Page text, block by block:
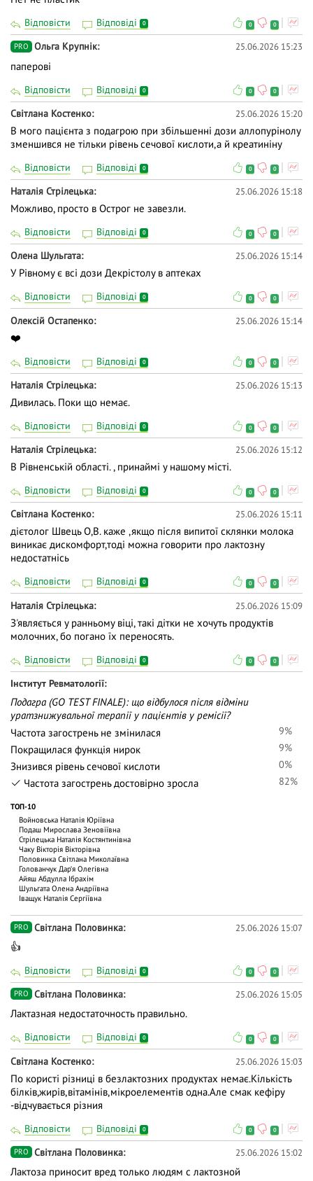
Відповісти Відповіді 0 0 0
PRO Ольга Крупнік 25.06.2026 15:23
паперові
Відповісти Відповіді 0 0 0
Світлана Костенко 25.06.2026 15:20
В мого пацієнта з подагрою при збільшенні дози аллопурінолу
зменшився не тільки рівень сечової кислоти,а й креатиніну
Відповісти Відповіді 0 0 0
Наталія Стрілецька 25.06.2026 15:18
Можливо, просто в Острог не завезли.
Відповісти Відповіді 0 0 0
Олена Шульгата 25.06.2026 15:14
У Рівному є всі дози Декрістолу в аптеках
Відповісти Відповіді 0 0 0
Олексій Остапенко 25.06.2026 15:14
❤️
Відповісти Відповіді 0 0 0
Наталія Стрілецька 25.06.2026 15:13
Дивилась. Поки що немає.
Відповісти Відповіді 0 0 0
Наталія Стрілецька 25.06.2026 15:12
В Рівненській області. , принаймі у нашому місті.
Відповісти Відповіді 0 0 0
Світлана Костенко 25.06.2026 15:11
дієтолог Швець О,В. каже ,якщо після випитої склянки молока
виникає дискомфорт,тоді можна говорити про лактозну
недостатнісь
Відповісти Відповіді 0 0 0
Наталія Стрілецька 25.06.2026 15:09
З'являється у ранньому віці, такі дітки не хочуть продуктів
молочних, бо погано їх переносять.
Відповісти Відповіді 0 0 0
Iнститут Ревматології
Подагра (GO TEST FINALE): що відбулося після відміни
уратзнижувальної терапії у пацієнтів у ремісії?
Частота загострень не змінилася
9%
Покращилася функція нирок
9%
Знизився рівень сечової кислоти
0%
Частота загострень достовірно зросла
82%
ТОП-10
Войновська Наталія Юріївна
Подаш Мирослава Зеновіївна
Стрілецька Наталія Костянтинівна
Чаку Вiкторiя Вiкторiвна
Половинка Світлана Миколаївна
Голованчук Дар‘я Олегівна
Айяш Абдулла Ібрахім
Шульгата Олена Андріївна
Іващук Наталія Сергіївна
PRO Світлана Половинка 25.06.2026 15:07
👍
Відповісти Відповіді 0 0 0
PRO Світлана Половинка 25.06.2026 15:05
Лактазная недостаточность правильно.
Відповісти Відповіді 0 0 0
Світлана Костенко 25.06.2026 15:03
По користі різниці в безлактозних продуктах немає.Кількість
білків,жирів,вітамінів,мікроелементів одна.Але смак кефіру
-відчувається різния
Відповісти Відповіді 0 0 0
PRO Світлана Половинка 25.06.2026 15:02
Лактоза приносит вред только людям с лактозной